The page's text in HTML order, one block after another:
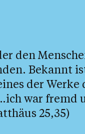
den
Bekannt
der Werke
war fremd
25,35)